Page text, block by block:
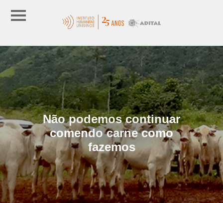
Não podemos continuar
comendo carne como
fazemos